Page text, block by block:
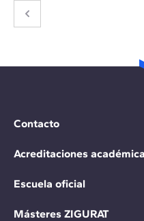
Contacto
Acreditaciones
Escuela oficial
Másteres ZIGURAT